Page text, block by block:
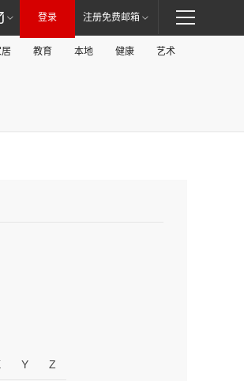
登录 注册免费邮箱
居 教育 本地 健康 艺术
Y Z